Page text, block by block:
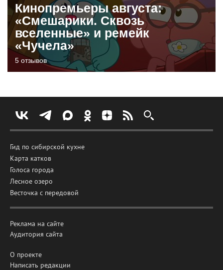
Кинопремьеры августа:
«Смешарики. Сквозь
вселенные» и ремейк
«Чучела»
5 отзывов
Гид по сибирской кухне
Карта катков
Голоса города
Лесное озеро
Весточка с передовой
Реклама на сайте
Аудитория сайта
О проекте
Написать редакции